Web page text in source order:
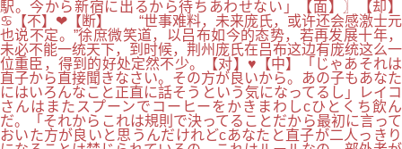
駅。今から新宿に出るから待ちあわせない」【面】〗【却】
♋【不】❤【断】 “世事难料，未来庞氏，或许还会感激士元
也说不定。”徐庶微笑道，以吕布如今的态势，若再发展十年，
未必不能一统天下，到时候，荆州庞氏在吕布这边有庞统这么一
位重臣，得到的好处定然不少。【对】♥【中】「じゃあそれは
直子から直接聞きなさい。その方が良いから。あの子もあなた
にはいろんなこと正直に話そうという気になってるし」レイコ
さんはまたスプーンでコーヒーをかきまわしcひとくち飲ん
だ。「それからこれは規則で決ってることだから最初に言って
おいた方が良いと思うんだけれどcあなたと直子が二人っきり